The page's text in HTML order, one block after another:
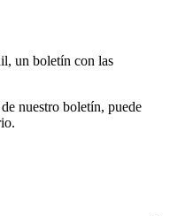
un boletín con las
nuestro boletín, puede